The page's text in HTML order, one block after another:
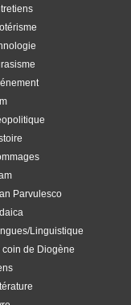
Parvulesco
Linguistique
coin de Diogène